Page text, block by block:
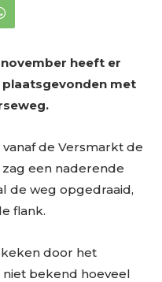
heeft er
plaatsgevonden met
de Versmarkt de
een naderende
de weg opgedraaid,
flank.
door het
bekend hoeveel